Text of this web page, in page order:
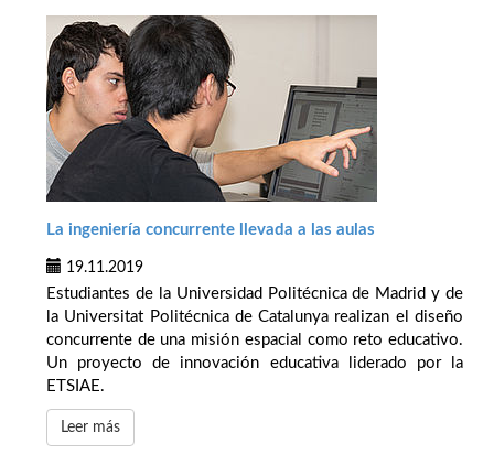
La ingeniería concurrente llevada a las aulas
19.11.2019
Estudiantes de la Universidad Politécnica de Madrid y de
la Universitat Politécnica de Catalunya realizan el diseño
concurrente de una misión espacial como reto educativo.
Un proyecto de innovación educativa liderado por la
ETSIAE.
Leer más